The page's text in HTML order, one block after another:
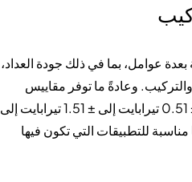
بعدة عوامل، بما في ذلك جودة العداد،
وعادةً ما توفر مقاييس
التدفق التوربينية دقة تتراوح بين ± 0.51 تيرابايت إلى ± 1.51 تيرابايت إلى
مناسبة للتطبيقات التي تكون فيها